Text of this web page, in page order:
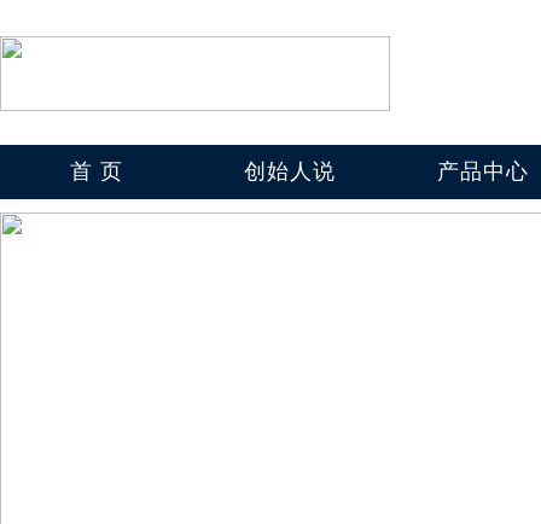
首 页 创始人说 产品中心